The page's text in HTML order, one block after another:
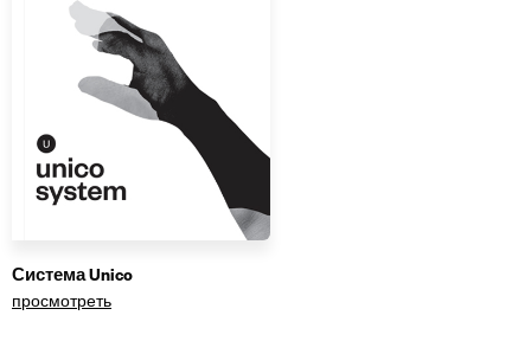
Система Unico
просмотреть